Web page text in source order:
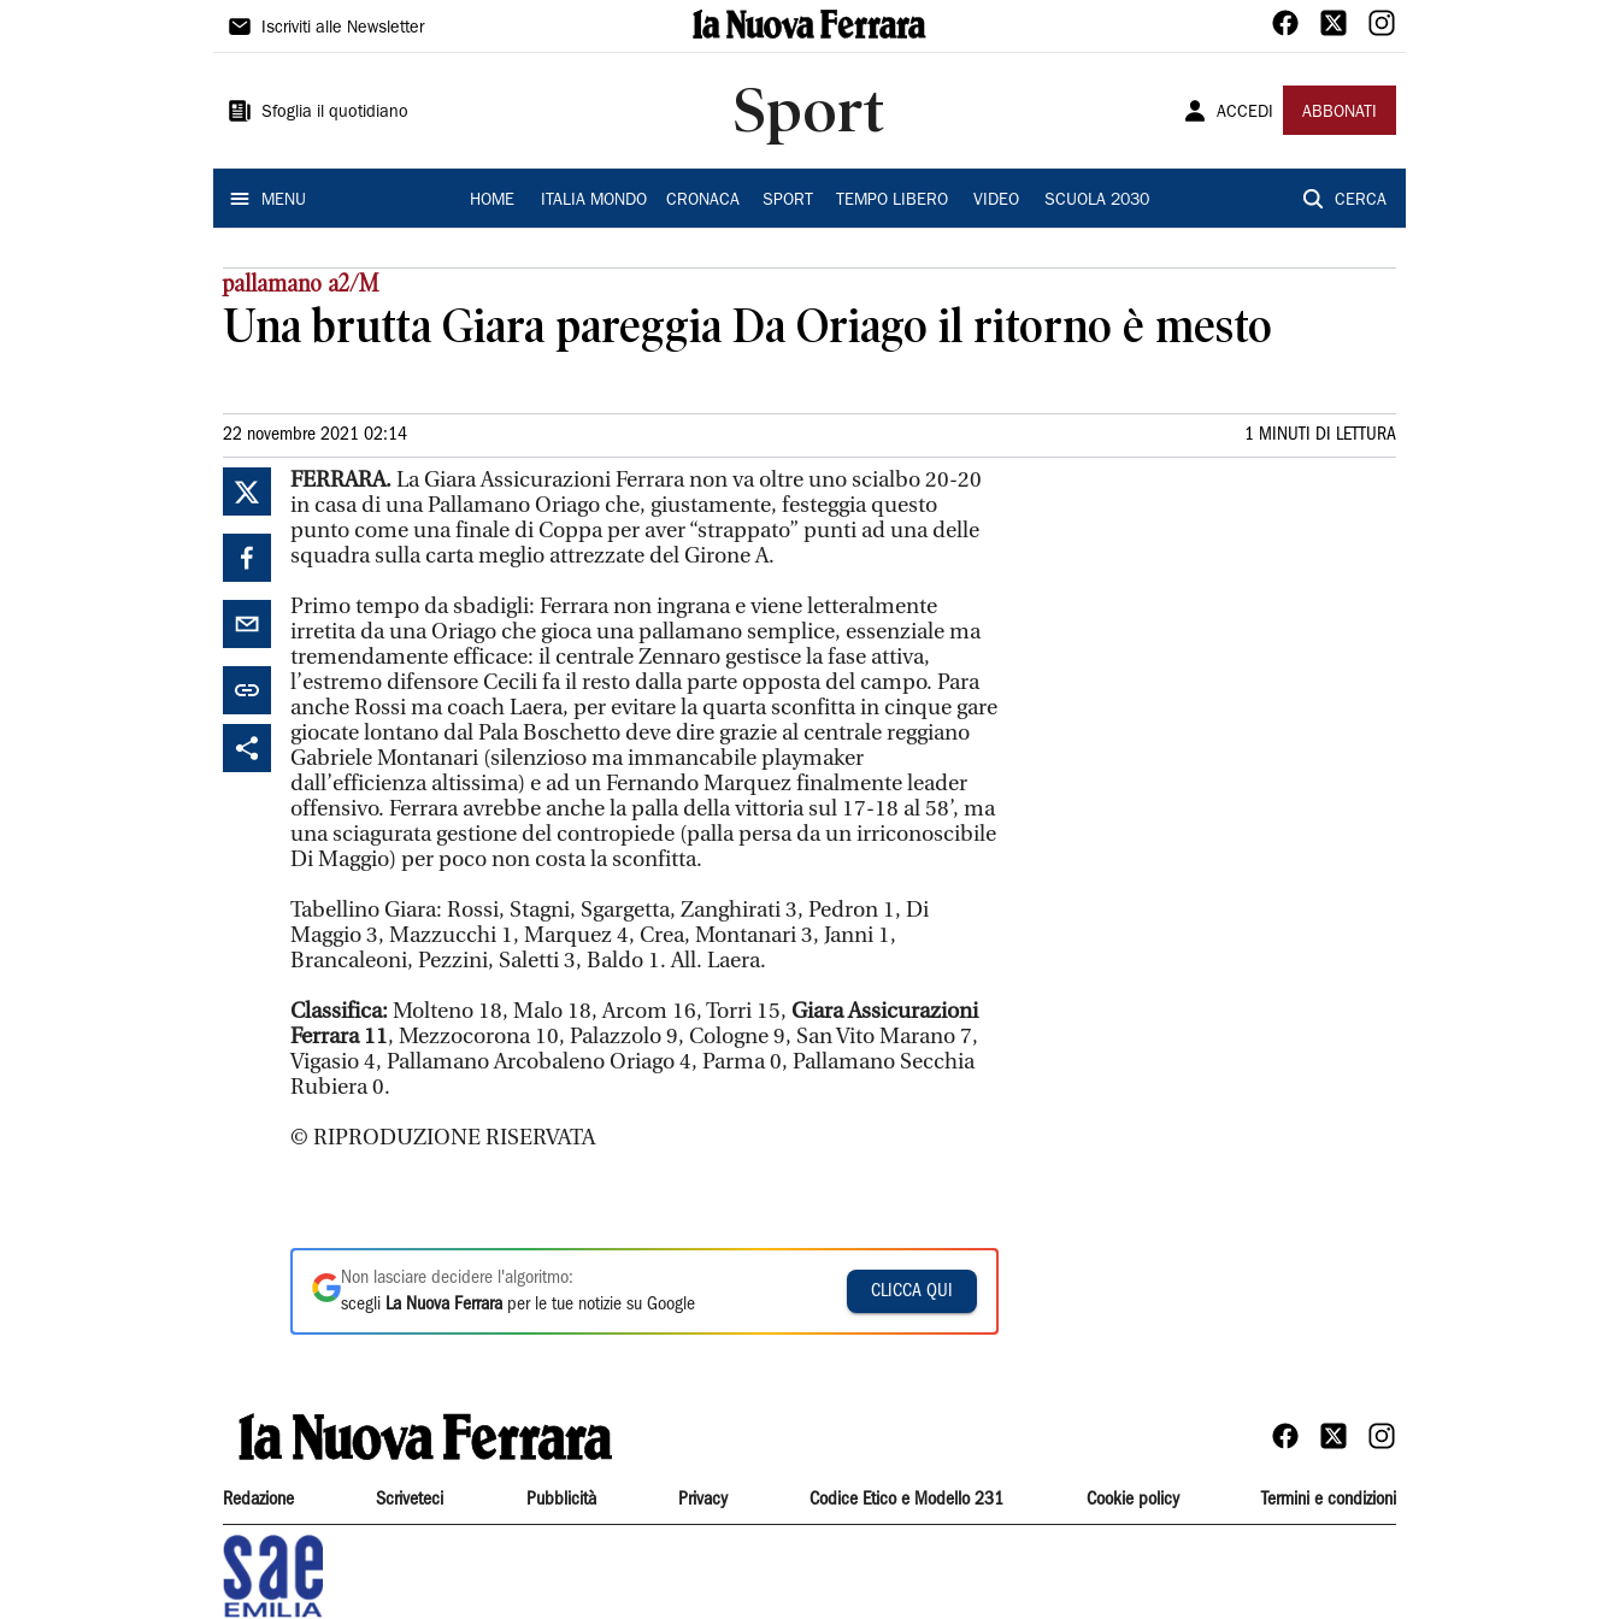
La
Ferrara
Iscriviti alle Newsletter
Sfoglia il quotidiano Sport ACCEDI ABBONATI
MENU HOME ITALIA MONDO CRONACA SPORT TEMPO LIBERO VIDEO SCUOLA 2030 CERCA
pallamano a2/M
Una brutta Giara pareggia Da Oriago il ritorno è mesto
22 novembre 2021 02:14 1 MINUTI DI LETTURA
FERRARA.La Giara Assicurazioni Ferrara non va oltre uno scialbo 20-20
in casa di una Pallamano Oriago che, giustamente, festeggia questo
punto come una finale di Coppa per aver “strappato” punti ad una delle
squadra sulla carta meglio attrezzate del Girone A.
Primo tempo da sbadigli: Ferrara non ingrana e viene letteralmente
irretita da una Oriago che gioca una pallamano semplice, essenziale ma
tremendamente efficace: il centrale Zennaro gestisce la fase attiva,
l’estremo difensore Cecili fa il resto dalla parte opposta del campo. Para
anche Rossi ma coach Laera, per evitare la quarta sconfitta in cinque gare
giocate lontano dal Pala Boschetto deve dire grazie al centrale reggiano
Gabriele Montanari (silenzioso ma immancabile playmaker
dall’efficienza altissima) e ad un Fernando Marquez finalmente leader
offensivo. Ferrara avrebbe anche la palla della vittoria sul 17-18 al 58’, ma
una sciagurata gestione del contropiede (palla persa da un irriconoscibile
Di Maggio) per poco non costa la sconfitta.
Tabellino Giara: Rossi, Stagni, Sgargetta, Zanghirati 3, Pedron 1, Di
Maggio 3, Mazzucchi 1, Marquez 4, Crea, Montanari 3, Janni 1,
Brancaleoni, Pezzini, Saletti 3, Baldo 1. All. Laera.
Classifica:Molteno 18, Malo 18, Arcom 16, Torri 15, Giara Assicurazioni
Ferrara 11, Mezzocorona 10, Palazzolo 9, Cologne 9, San Vito Marano 7,
Vigasio 4, Pallamano Arcobaleno Oriago 4, Parma 0, Pallamano Secchia
Rubiera 0.
© RIPRODUZIONE RISERVATA
Non lasciare decidere l'algoritmo:
scegli La Nuova Ferrara per le tue notizie su Google
CLICCA QUI
Redazione Scriveteci Pubblicità Privacy Codice Etico e Modello 231 Cookie policy Termini e condizioni